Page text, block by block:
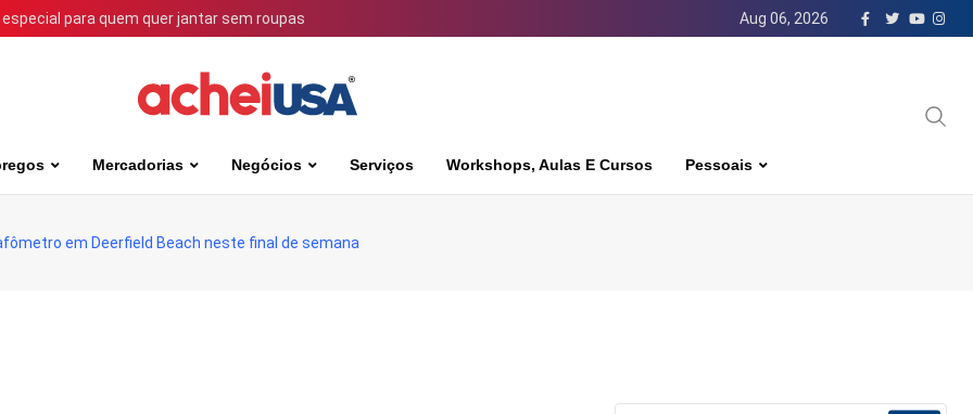
para quem quer jantar sem roupas Aug 06, 2026
Mercadorias Negócios Serviços Workshops, Aulas E Cursos Pessoais
em Deerfield Beach neste final de semana